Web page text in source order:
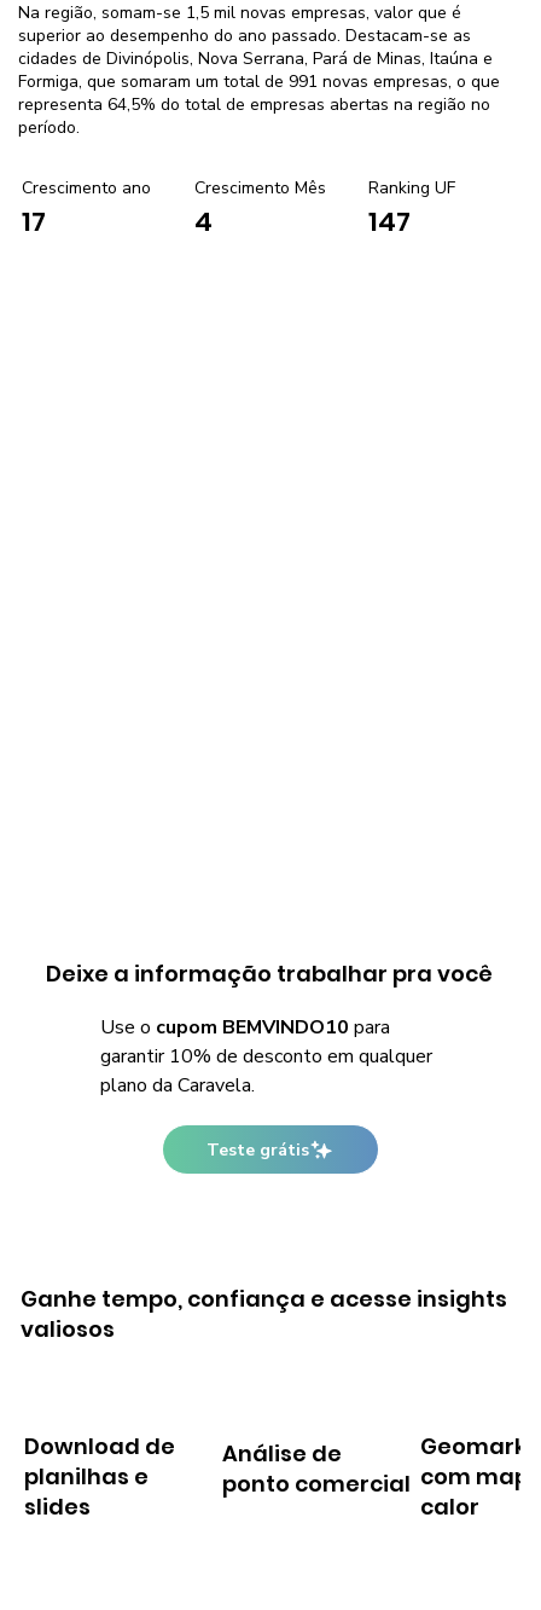
Na região, somam-se 1,5 mil novas empresas, valor que é
superior ao desempenho do ano passado. Destacam-se as
cidades de Divinópolis, Nova Serrana, Pará de Minas, Itaúna e
Formiga, que somaram um total de 991 novas empresas, o que
representa 64,5% do total de empresas abertas na região no
período.
Crescimento ano
17
Crescimento Mês
4
Ranking UF
147
Deixe a informação trabalhar pra você
Use o cupom BEMVINDO10 para
garantir 10% de desconto em qualquer
plano da Caravela.
Teste grátis
Download de
planilhas e
slides
Análise de
ponto comercial com
calor
Ganhe tempo, confiança e acesse insights
valiosos